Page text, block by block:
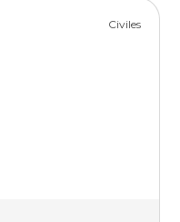
Civiles